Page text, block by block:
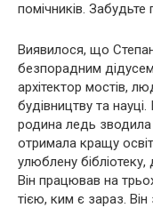
помічників.
Виявилося, що
безпорадним
архітектор мостів,
будівництву та
родина ледь
отримала кращу
улюблену бібліотеку,
Він працював на
тією, ким є зараз.